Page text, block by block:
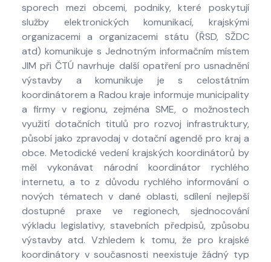
sporech mezi obcemi, podniky, které poskytují
služby elektronických komunikací, krajskými
organizacemi a organizacemi státu (ŘSD, SŽDC
atd) komunikuje s Jednotným informačním místem
JIM při ČTÚ navrhuje další opatření pro usnadnění
výstavby a komunikuje je s celostátním
koordinátorem a Radou kraje informuje municipality
a firmy v regionu, zejména SME, o možnostech
využití dotačních titulů pro rozvoj infrastruktury,
působí jako zpravodaj v dotační agendě pro kraj a
obce. Metodické vedení krajských koordinátorů by
měl vykonávat národní koordinátor rychlého
internetu, a to z důvodu rychlého informování o
nových tématech v dané oblasti, sdílení nejlepší
dostupné praxe ve regionech, sjednocování
výkladu legislativy, stavebních předpisů, způsobu
výstavby atd. Vzhledem k tomu, že pro krajské
koordinátory v současnosti neexistuje žádný typ